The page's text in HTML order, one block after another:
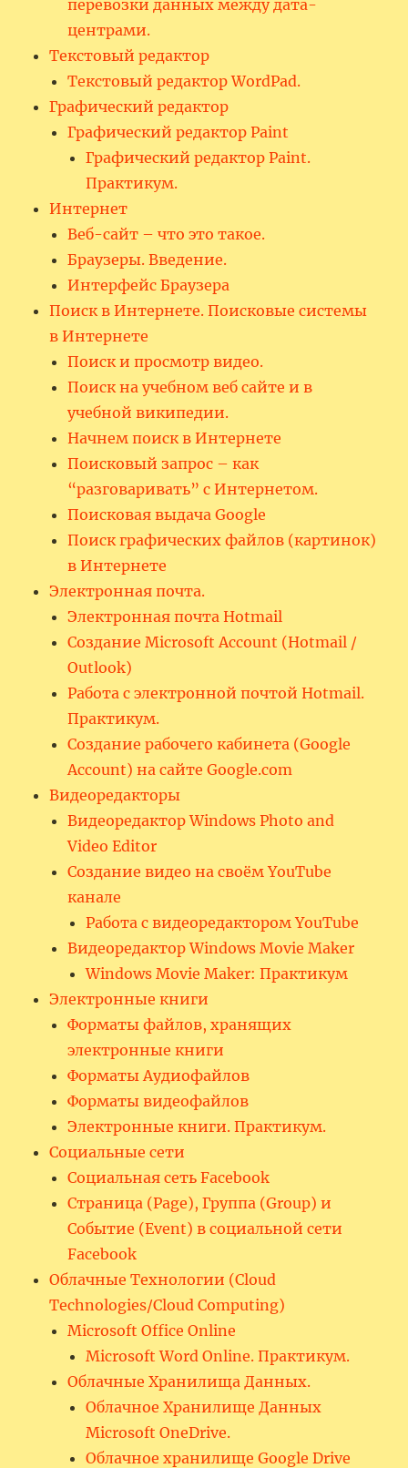
перевозки данных между дата-
центрами.
Текстовый редактор
Текстовый редактор WordPad.
Графический редактор
Графический редактор Paint
Графический редактор Paint.
Практикум.
Интернет
Веб-сайт – что это такое.
Браузеры. Введение.
Интерфейс Браузера
Поиск в Интернете. Поисковые системы
в Интернете
Поиск и просмотр видео.
Поиск на учебном веб сайте и в
учебной википедии.
Начнем поиск в Интернете
Поисковый запрос – как
“разговаривать” с Интернетом.
Поисковая выдача Google
Поиск графических файлов (картинок)
в Интернете
Электронная почта.
Электронная почта Hotmail
Создание Microsoft Account (Hotmail /
Outlook)
Работа с электронной почтой Hotmail.
Практикум.
Создание рабочего кабинета (Google
Account) на сайте Google.com
Видеоредакторы
Видеоредактор Windows Photo and
Video Editor
Создание видео на своём YouTube
канале
Работа с видеоредактором YouTube
Видеоредактор Windows Movie Maker
Windows Movie Maker: Практикум
Электронные книги
Форматы файлов, хранящих
электронные книги
Форматы Аудиофайлов
Форматы видеофайлов
Электронные книги. Практикум.
Социальные сети
Социальная сеть Facebook
Страница (Page), Группа (Group) и
Событие (Event) в социальной сети
Facebook
Облачные Технологии (Cloud
Technologies/Cloud Computing)
Microsoft Office Online
Microsoft Word Online. Практикум.
Облачные Хранилища Данных.
Облачное Хранилище Данных
Microsoft OneDrive.
Облачное хранилище Google Drive